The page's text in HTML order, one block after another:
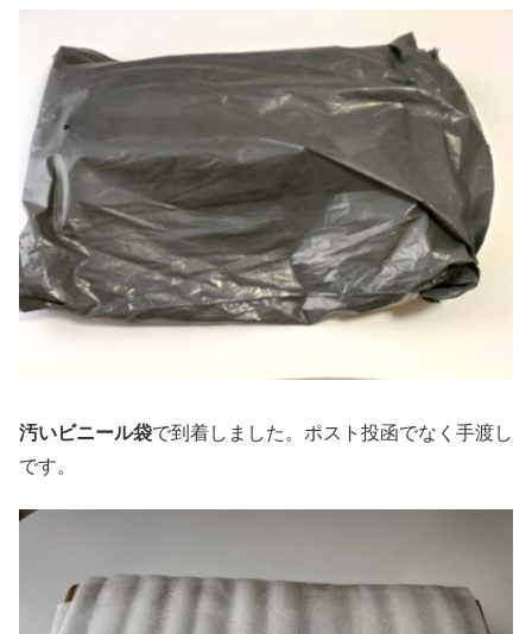
汚いビニール袋で到着しました。ポスト投函でなく手渡し
です。